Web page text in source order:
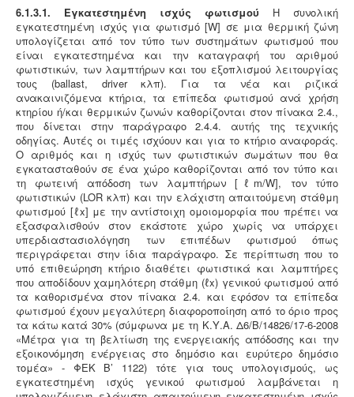
6.1.3.1. Εγκατεστημένη ισχύς φωτισμού Η συνολική
εγκατεστημένη ισχύς για φωτισμό [W] σε μια θερμική ζώνη
υπολογίζεται από τον τύπο των συστημάτων φωτισμού που
είναι εγκατεστημένα και την καταγραφή του αριθμού
φωτιστικών, των λαμπτήρων και του εξοπλισμού λειτουργίας
τους (ballast, driver κλπ). Για τα νέα και ριζικά
ανακαινιζόμενα κτήρια, τα επίπεδα φωτισμού ανά χρήση
κτηρίου ή/και θερμικών ζωνών καθορίζονται στον πίνακα 2.4.,
που δίνεται στην παράγραφο 2.4.4. αυτής της τεχνικής
οδηγίας. Αυτές οι τιμές ισχύουν και για το κτήριο αναφοράς.
Ο αριθμός και η ισχύς των φωτιστικών σωμάτων που θα
εγκατασταθούν σε ένα χώρο καθορίζονται από τον τύπο και
τη φωτεινή απόδοση των λαμπτήρων [ℓm/W], τον τύπο
φωτιστικών (LOR κλπ) και την ελάχιστη απαιτούμενη στάθμη
φωτισμού [ℓx] με την αντίστοιχη ομοιομορφία που πρέπει να
εξασφαλισθούν στον εκάστοτε χώρο χωρίς να υπάρχει
υπερδιαστασιολόγηση των επιπέδων φωτισμού όπως
περιγράφεται στην ίδια παράγραφο. Σε περίπτωση που το
υπό επιθεώρηση κτήριο διαθέτει φωτιστικά και λαμπτήρες
που αποδίδουν χαμηλότερη στάθμη (ℓx) γενικού φωτισμού από
τα καθορισμένα στον πίνακα 2.4. και εφόσον τα επίπεδα
φωτισμού έχουν μεγαλύτερη διαφοροποίηση από το όριο προς
τα κάτω κατά 30% (σύμφωνα με τη Κ.Υ.Α. Δ6/Β/14826/17-6-2008
«Μέτρα για τη βελτίωση της ενεργειακής απόδοσης και την
εξοικονόμηση ενέργειας στο δημόσιο και ευρύτερο δημόσιο
τομέα» - ΦΕΚ Β’ 1122) τότε για τους υπολογισμούς, ως
εγκατεστημένη ισχύς γενικού φωτισμού λαμβάνεται η